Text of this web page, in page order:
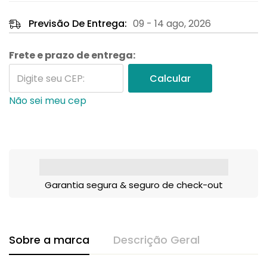
Previsão De Entrega: 09 - 14 ago, 2026
Frete e prazo de entrega:
Calcular
Não sei meu cep
Garantia segura & seguro de check-out
Sobre a marca Descrição Geral